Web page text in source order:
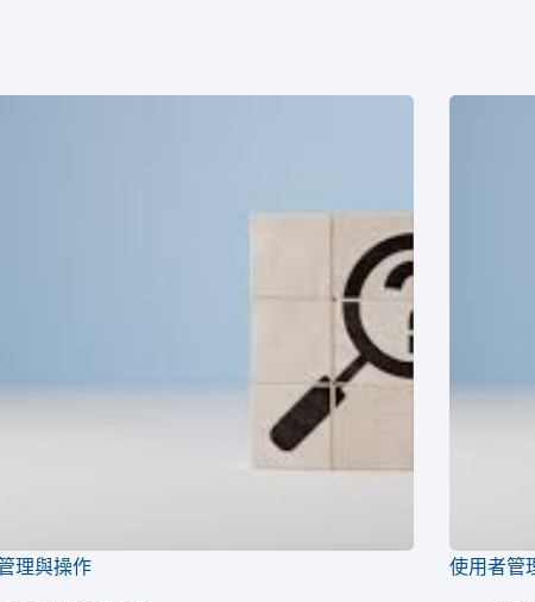
理與操作 使用者管